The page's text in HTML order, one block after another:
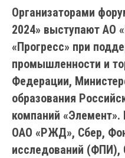
Организаторами
2024» выступают
«Прогресс» при
промышленности и
Федерации,
образования
компаний
ОАО «РЖД», Сбер,
исследований (ФПИ),